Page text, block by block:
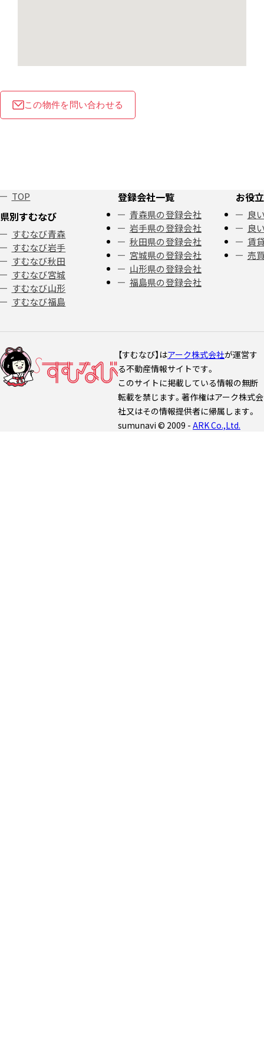
この物件を問い合わせる
TOP
県別すむなび
すむなび青森
すむなび岩手
すむなび秋田
すむなび宮城
すむなび山形
すむなび福島
登録会社一覧
青森県の登録会社
岩手県の登録会社
秋田県の登録会社
宮城県の登録会社
山形県の登録会社
福島県の登録会社
お役
良
良
賃
売
【すむなび】はアーク株式会社が運営す
る不動産情報サイトです。
このサイトに掲載している情報の無断
転載を禁じます。著作権はアーク株式会
社又はその情報提供者に帰属します。
sumunavi © 2009 - ARK Co.,Ltd.